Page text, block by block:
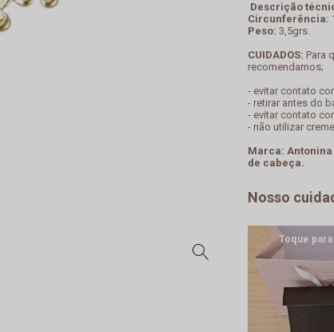
Descrição
Circunferência:
Peso: 3,5grs.
CUIDADOS: Para
recomendamos;
- evitar contato
- retirar antes do
- evitar contato
- não utilizar
Marca:
de cabeça.
Nosso